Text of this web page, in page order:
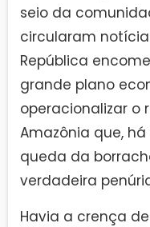
seio da
circularam
República
grande plano
operacionalizar o
Amazônia que,
queda da
verdadeira
Havia a crença